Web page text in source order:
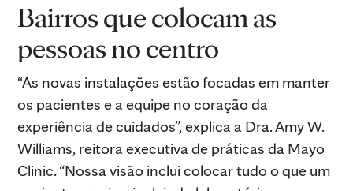
Bairros que colocam as
pessoas no centro
“As novas instalações estão focadas em manter
os pacientes e a equipe no coração da
experiência de cuidados”, explica a Dra. Amy W.
Williams, reitora executiva de práticas da Mayo
Clinic. “Nossa visão inclui colocar tudo o que um